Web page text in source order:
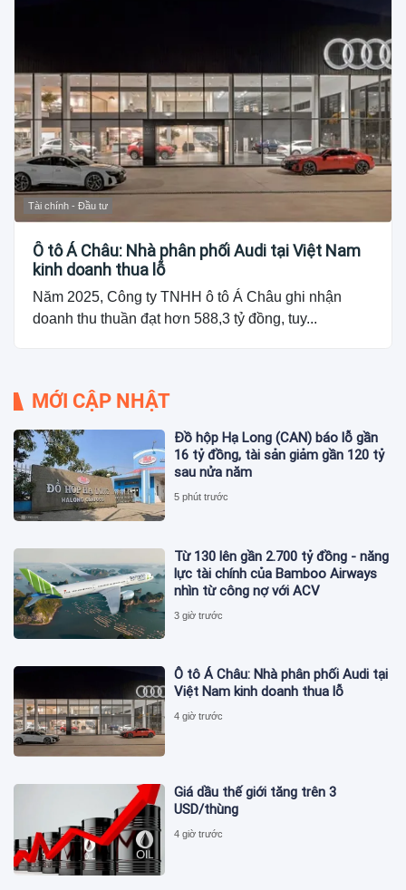
Tài chính - Đầu tư
Ô tô Á Châu: Nhà phân phối Audi tại Việt Nam
kinh doanh thua lỗ
Năm 2025, Công ty TNHH ô tô Á Châu ghi nhận
doanh thu thuần đạt hơn 588,3 tỷ đồng, tuy...
MỚI CẬP NHẬT
Đồ hộp Hạ Long (CAN) báo lỗ gần
16 tỷ đồng, tài sản giảm gần 120 tỷ
sau nửa năm
5 phút trước
Từ 130 lên gần 2.700 tỷ đồng - năng
lực tài chính của Bamboo Airways
nhìn từ công nợ với ACV
3 giờ trước
Ô tô Á Châu: Nhà phân phối Audi tại
Việt Nam kinh doanh thua lỗ
4 giờ trước
Giá dầu thế giới tăng trên 3
USD/thùng
4 giờ trước